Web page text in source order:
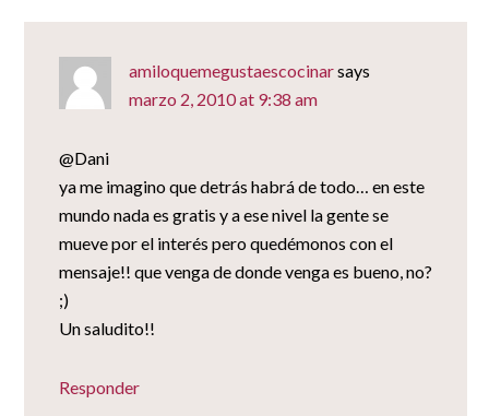
amiloquemegustaescocinarsays
marzo 2, 2010 at 9:38 am
@Dani
ya me imagino que detrás habrá de todo… en este
mundo nada es gratis y a ese nivel la gente se
mueve por el interés pero quedémonos con el
mensaje!! que venga de donde venga es bueno, no?
;)
Un saludito!!
Responder